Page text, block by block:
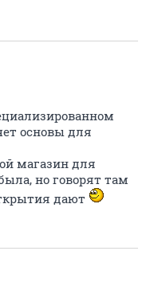
основы для
магазин для
но говорят там
дают